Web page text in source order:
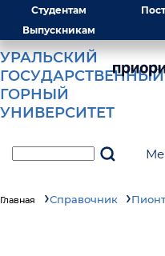
Студентам
Выпускникам
УРАЛЬСКИЙ
ГОСУДАРСТВЕННЫЙ
ГОРНЫЙ
УНИВЕРСИТЕТ
Главная Справочник